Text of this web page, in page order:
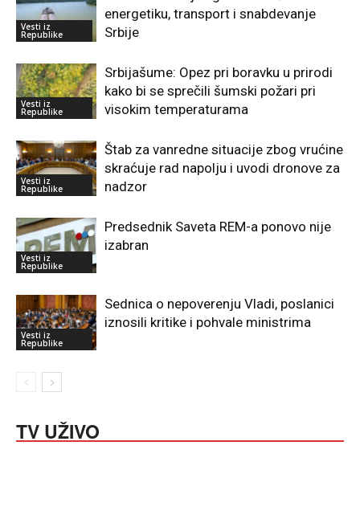
Vesti iz
Republike
energetiku, transport i snabdevanje
Srbije
Vesti iz
Republike
Srbijašume: Opez pri boravku u prirodi
kako bi se sprečili šumski požari pri
visokim temperaturama
Vesti iz
Republike
Štab za vanredne situacije zbog vrućine
skraćuje rad napolju i uvodi dronove za
nadzor
Vesti iz
Republike
Predsednik Saveta REM-a ponovo nije
izabran
Vesti iz
Republike
Sednica o nepoverenju Vladi, poslanici
iznosili kritike i pohvale ministrima
TV UŽIVO